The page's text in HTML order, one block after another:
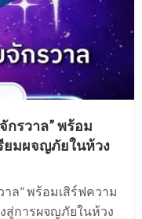
กรวาล” พร้อม
ยมผจญภัยในห้วง
าล” พร้อมเสิร์ฟความ
สู่การผจญภัยในห้วง